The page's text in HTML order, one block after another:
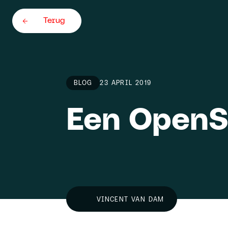
Terug
Home
About
BLOG 23 APRIL 2019
Een
VINCENT VAN DAM